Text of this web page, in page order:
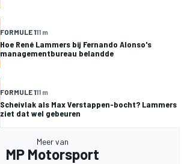
FORMULE 111 m
Hoe René Lammers bij Fernando Alonso's
managementbureau belandde
FORMULE 111 m
Scheivlak als Max Verstappen-bocht? Lammers
ziet dat wel gebeuren
Meer van
MP Motorsport